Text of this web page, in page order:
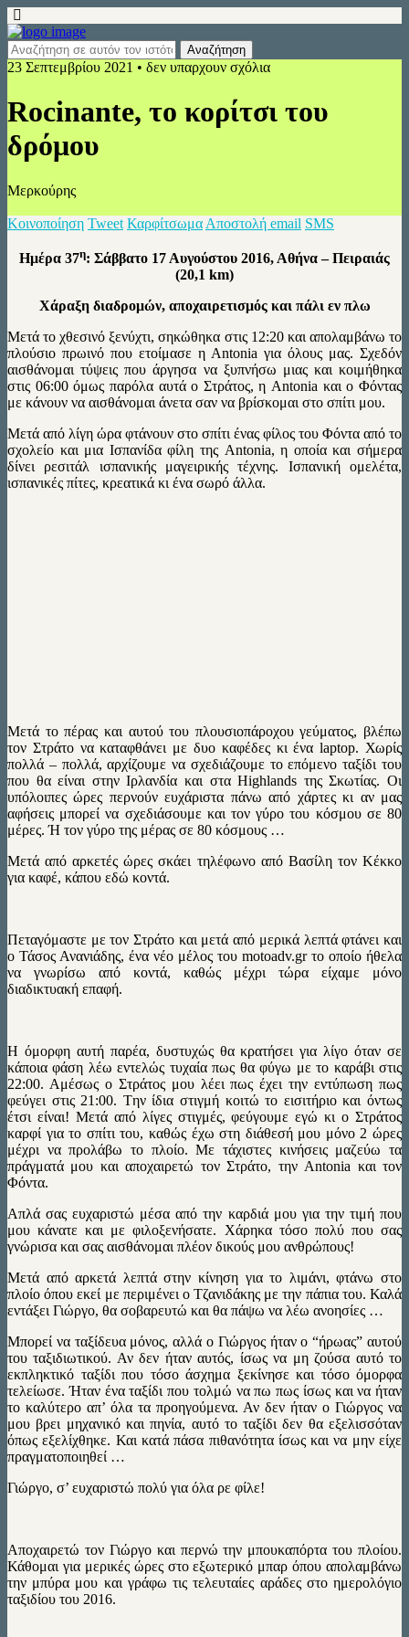
23 Σεπτεμβρίου 2021 • δεν υπαρχουν σχόλια
Rocinante, το κορίτσι του
δρόμου
Μερκούρης
Κοινοποίηση Tweet Καρφίτσωμα Αποστολή email SMS
Ημέρα 37η: Σάββατο 17 Αυγούστου 2016, Αθήνα – Πειραιάς
(20,1 km)
Χάραξη διαδρομών, αποχαιρετισμός και πάλι εν πλω
Μετά το χθεσινό ξενύχτι, σηκώθηκα στις 12:20 και απολαμβάνω το
πλούσιο πρωινό που ετοίμασε η Antonia για όλους μας. Σχεδόν
αισθάνομαι τύψεις που άργησα να ξυπνήσω μιας και κοιμήθηκα
στις 06:00 όμως παρόλα αυτά ο Στράτος, η Antonia και ο Φόντας
με κάνουν να αισθάνομαι άνετα σαν να βρίσκομαι στο σπίτι μου.
Μετά από λίγη ώρα φτάνουν στο σπίτι ένας φίλος του Φόντα από το
σχολείο και μια Ισπανίδα φίλη της Antonia, η οποία και σήμερα
δίνει ρεσιτάλ ισπανικής μαγειρικής τέχνης. Ισπανική ομελέτα,
ισπανικές πίτες, κρεατικά κι ένα σωρό άλλα.
Μετά το πέρας και αυτού του πλουσιοπάροχου γεύματος, βλέπω
τον Στράτο να καταφθάνει με δυο καφέδες κι ένα laptop. Χωρίς
πολλά – πολλά, αρχίζουμε να σχεδιάζουμε το επόμενο ταξίδι του
που θα είναι στην Ιρλανδία και στα Highlands της Σκωτίας. Οι
υπόλοιπες ώρες περνούν ευχάριστα πάνω από χάρτες κι αν μας
αφήσεις μπορεί να σχεδιάσουμε και τον γύρο του κόσμου σε 80
μέρες. Ή τον γύρο της μέρας σε 80 κόσμους …
Μετά από αρκετές ώρες σκάει τηλέφωνο από Βασίλη τον Κέκκο
για καφέ, κάπου εδώ κοντά.
Πεταγόμαστε με τον Στράτο και μετά από μερικά λεπτά φτάνει και
ο Τάσος Ανανιάδης, ένα νέο μέλος του motoadv.gr το οποίο ήθελα
να γνωρίσω από κοντά, καθώς μέχρι τώρα είχαμε μόνο
διαδικτυακή επαφή.
Η όμορφη αυτή παρέα, δυστυχώς θα κρατήσει για λίγο όταν σε
κάποια φάση λέω εντελώς τυχαία πως θα φύγω με το καράβι στις
22:00. Αμέσως ο Στράτος μου λέει πως έχει την εντύπωση πως
φεύγει στις 21:00. Tην ίδια στιγμή κοιτώ το εισιτήριο και όντως
έτσι είναι! Μετά από λίγες στιγμές, φεύγουμε εγώ κι ο Στράτος
καρφί για το σπίτι του, καθώς έχω στη διάθεσή μου μόνο 2 ώρες
μέχρι να προλάβω το πλοίο. Με τάχιστες κινήσεις μαζεύω τα
πράγματά μου και αποχαιρετώ τον Στράτο, την Antonia και τον
Φόντα.
Απλά σας ευχαριστώ μέσα από την καρδιά μου για την τιμή που
μου κάνατε και με φιλοξενήσατε. Χάρηκα τόσο πολύ που σας
γνώρισα και σας αισθάνομαι πλέον δικούς μου ανθρώπους!
Μετά από αρκετά λεπτά στην κίνηση για το λιμάνι, φτάνω στο
πλοίο όπου εκεί με περιμένει ο Τζανιδάκης με την πάπια του. Καλά
εντάξει Γιώργο, θα σοβαρευτώ και θα πάψω να λέω ανοησίες …
Μπορεί να ταξίδευα μόνος, αλλά ο Γιώργος ήταν ο “ήρωας” αυτού
του ταξιδιωτικού. Αν δεν ήταν αυτός, ίσως να μη ζούσα αυτό το
εκπληκτικό ταξίδι που τόσο άσχημα ξεκίνησε και τόσο όμορφα
τελείωσε. Ήταν ένα ταξίδι που τολμώ να πω πως ίσως και να ήταν
το καλύτερο απ’ όλα τα προηγούμενα. Αν δεν ήταν ο Γιώργος να
μου βρει μηχανικό και πηνία, αυτό το ταξίδι δεν θα εξελισσόταν
όπως εξελίχθηκε. Και κατά πάσα πιθανότητα ίσως και να μην είχε
πραγματοποιηθεί …
Γιώργο, σ’ ευχαριστώ πολύ για όλα ρε φίλε!
Αποχαιρετώ τον Γιώργο και περνώ την μπουκαπόρτα του πλοίου.
Κάθομαι για μερικές ώρες στο εξωτερικό μπαρ όπου απολαμβάνω
την μπύρα μου και γράφω τις τελευταίες αράδες στο ημερολόγιο
ταξιδίου του 2016.